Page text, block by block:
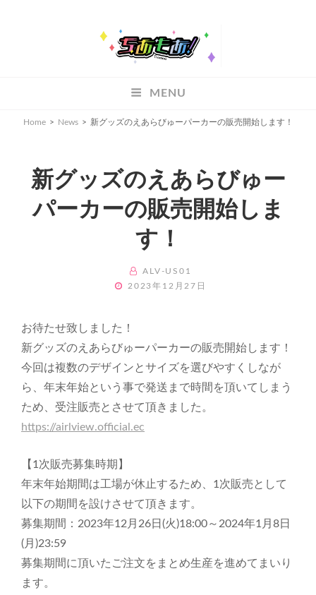
MENU
Home > News > 新グッズのえあらびゅーパーカーの販売開始します！
新グッズのえあらびゅー
パーカーの販売開始しま
す！
BY
ALV-US01
POSTED
2023年12月27日
お待たせ致しました！
新グッズのえあらびゅーパーカーの販売開始します！
今回は複数のデザインとサイズを選びやすくしなが
ら、年末年始という事で発送まで時間を頂いてしまう
ため、受注販売とさせて頂きました。
https://airlview.official.ec
【1次販売募集時期】
年末年始期間は工場が休止するため、1次販売として
以下の期間を設けさせて頂きます。
募集期間：2023年12月26日(火)18:00～2024年1月8日
(月)23:59
募集期間に頂いたご注文をまとめ生産を進めてまいり
ます。